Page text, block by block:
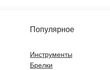
Популярное
Инструменты
Брелки